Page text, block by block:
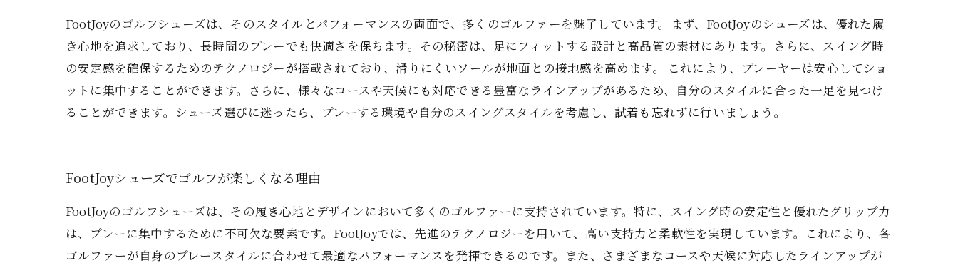
FootJoyのゴルフシューズは、そのスタイルとパフォーマンスの両面で、多くのゴルファーを魅了しています。まず、FootJoyのシューズは、優れた履
き心地を追求しており、長時間のプレーでも快適さを保ちます。その秘密は、足にフィットする設計と高品質の素材にあります。さらに、スイング時
の安定感を確保するためのテクノロジーが搭載されており、滑りにくいソールが地面との接地感を高めます。 これにより、プレーヤーは安心してショ
ットに集中することができます。さらに、様々なコースや天候にも対応できる豊富なラインアップがあるため、自分のスタイルに合った一足を見つけ
ることができます。シューズ選びに迷ったら、プレーする環境や自分のスイングスタイルを考慮し、試着も忘れずに行いましょう。
FootJoyシューズでゴルフが楽しくなる理由
FootJoyのゴルフシューズは、その履き心地とデザインにおいて多くのゴルファーに支持されています。特に、スイング時の安定性と優れたグリップ力
は、プレーに集中するために不可欠な要素です。FootJoyでは、先進のテクノロジーを用いて、高い支持力と柔軟性を実現しています。これにより、各
ゴルファーが自身のプレースタイルに合わせて最適なパフォーマンスを発揮できるのです。また、さまざまなコースや天候に対応したラインアップが